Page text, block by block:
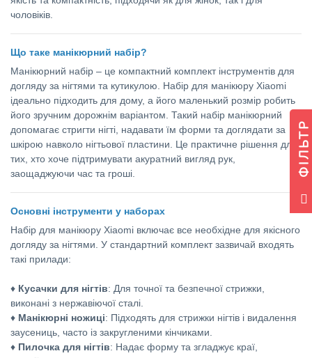
чоловіків.
Що таке манікюрний набір?
Манікюрний набір – це компактний комплект інструментів для
догляду за нігтями та кутикулою. Набір для манікюру Xiaomi
ідеально підходить для дому, а його маленький розмір робить
його зручним дорожнім варіантом. Такий набір манікюрний
допомагає стригти нігті, надавати їм форми та доглядати за
шкірою навколо нігтьової пластини. Це практичне рішення для
тих, хто хоче підтримувати акуратний вигляд рук,
заощаджуючи час та гроші.
Основні інструменти у наборах
Набір для манікюру Xiaomi включає все необхідне для якісного
догляду за нігтями. У стандартний комплект зазвичай входять
такі прилади:
♦ Кусачки для нігтів: Для точної та безпечної стрижки,
виконані з нержавіючої сталі.
♦ Манікюрні ножиці: Підходять для стрижки нігтів і видалення
заусениць, часто із закругленими кінчиками.
♦ Пилочка для нігтів: Надає форму та згладжує краї,
ФІЛЬТР